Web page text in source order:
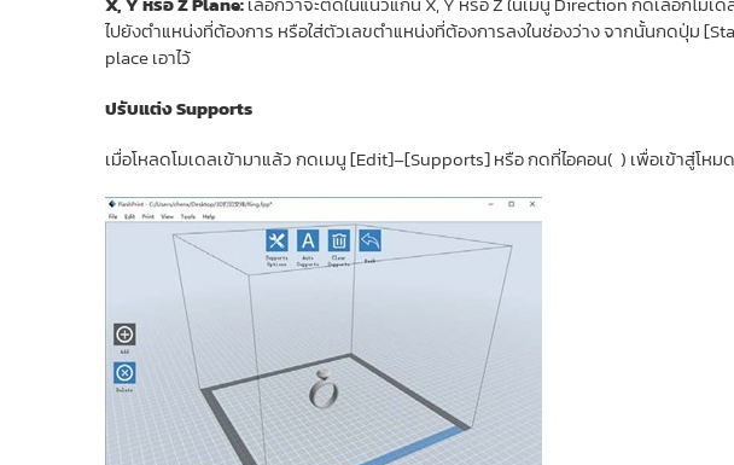
ไปยังตำแหน่งที่ต้องการ หรือใส่ตัวเลขตำแหน่งที่ต้องการลงในช่องว่าง จากนั้นกดปุ่ม
place เอาไว้
ปรับแต่งSupports
เมื่อโหลดโมเดลเข้ามาแล้ว กดเมนู [Edit]–[Supports] หรือ กดที่ไอคอน( ) เพื่อเข้าสู่โห